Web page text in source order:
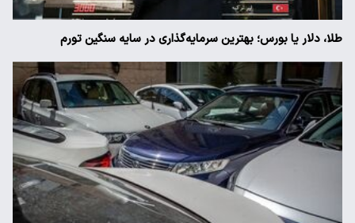
طلا، دلار یا بورس؛ بهترین سرمایه‌گذاری در سایه سنگین تورم